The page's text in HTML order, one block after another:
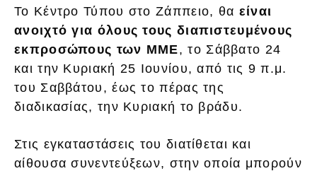
Το Κέντρο Τύπου στο Ζάππειο, θα είναι
ανοιχτό για όλους τους διαπιστευμένους
εκπροσώπους των ΜΜΕ, το Σάββατο 24
και την Κυριακή 25 Ιουνίου, από τις 9 π.μ.
του Σαββάτου, έως το πέρας της
διαδικασίας, την Κυριακή το βράδυ.
Στις εγκαταστάσεις του διατίθεται και
αίθουσα συνεντεύξεων, στην οποία μπορούν